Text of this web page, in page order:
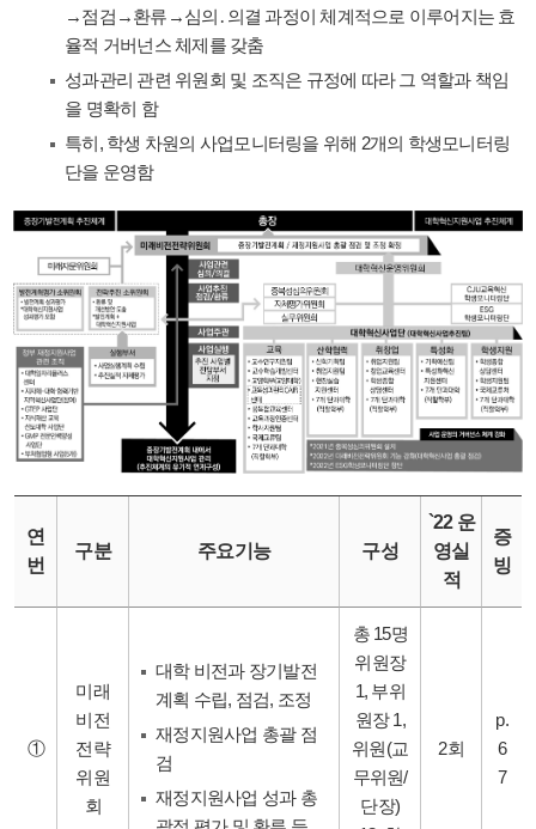
→점검→환류→심의․의결 과정이 체계적으로 이루어지는 효
율적 거버넌스 체제를 갖춤
성과관리 관련 위원회 및 조직은 규정에 따라 그 역할과 책임
을 명확히 함
특히, 학생 차원의 사업모니터링을 위해 2개의 학생모니터링
단을 운영함
연
번
구분 주요기능 구성
`22 운
영실
적
증
빙
①
미래
비전
전략
위원
회
대학 비전과 장기발전
계획 수립, 점검, 조정
재정지원사업 총괄 점
검
재정지원사업 성과 총
총 15명
위원장
1, 부위
원장 1,
위원(교
무위원/
단장)
2회
p.
6
7